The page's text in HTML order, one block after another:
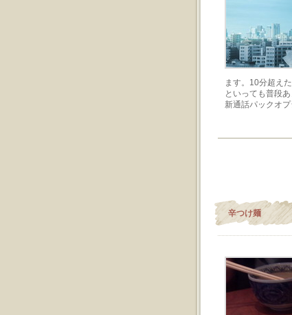
ます。10分超え
といっても普段
新通話パックオ
辛つけ麺